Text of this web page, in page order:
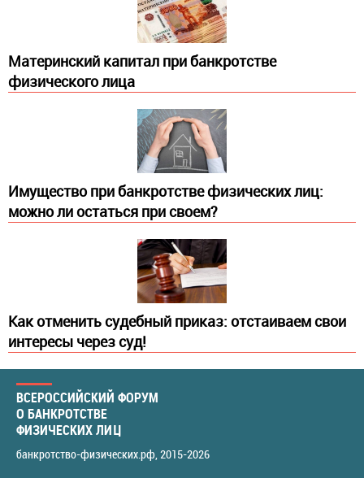
Материнский капитал при банкротстве
физического лица
Имущество при банкротстве физических лиц:
можно ли остаться при своем?
​Как отменить судебный приказ: отстаиваем свои
интересы через суд!
ВСЕРОССИЙСКИЙ ФОРУМ
О БАНКРОТСТВЕ
ФИЗИЧЕСКИХ ЛИЦ
банкротство-физических.рф , 2015-2026